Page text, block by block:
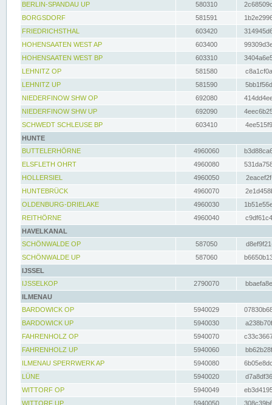
BERLIN-SPANDAU UP
580310
BORGSDORF
581591
FRIEDRICHSTHAL
603420
HOHENSAATEN WEST AP
603400
HOHENSAATEN WEST BP
603310
LEHNITZ OP
581580
LEHNITZ UP
581590
NIEDERFINOW SHW OP
692080
NIEDERFINOW SHW UP
692090
SCHWEDT SCHLEUSE BP
603410
HUNTE
BUTTELERHÖRNE
4960060
ELSFLETH OHRT
4960080
HOLLERSIEL
4960050
HUNTEBRÜCK
4960070
OLDENBURG-DRIELAKE
4960030
REITHÖRNE
4960040
HAVELKANAL
SCHÖNWALDE OP
587050
SCHÖNWALDE UP
587060
IJSSEL
IJSSELKOP
2790070
ILMENAU
BARDOWICK OP
5940029
BARDOWICK UP
5940030
FAHRENHOLZ OP
5940070
FAHRENHOLZ UP
5940060
ILMENAU SPERRWERK AP
5940080
LÜNE
5940020
WITTORF OP
5940049
WITTORF UP
5940050